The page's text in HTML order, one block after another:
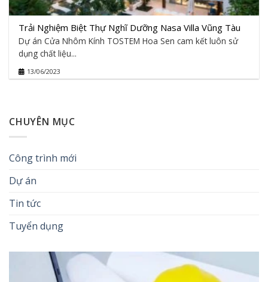
CHUYÊN MỤC
Công trình mới
Dự án
Tin tức
Tuyển dụng
Trải Nghiệm Biệt Thự Nghĩ Dưỡng Nasa Villa Vũng Tàu
Dự án Cửa Nhôm Kính TOSTEM Hoa Sen cam kết luôn sử
dụng chất liệu...
13/06/2023